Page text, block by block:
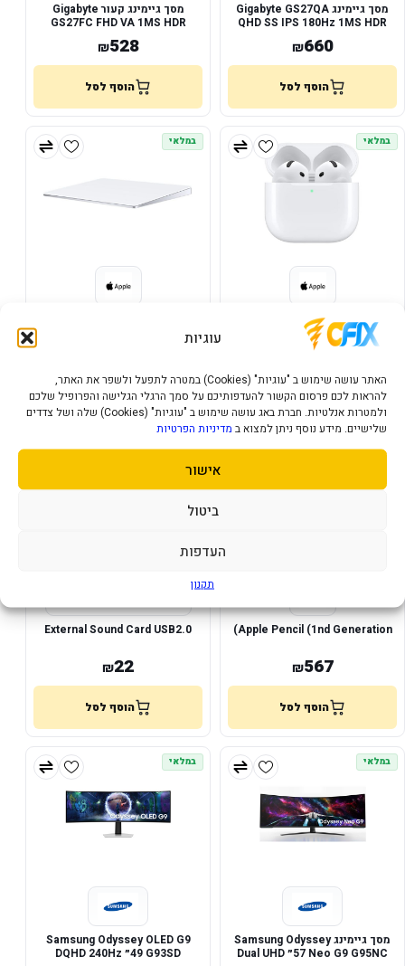
עוגיות
האתר עושה שימוש ב "עוגיות" (Cookies) במטרה לתפעל ולשפר את האתר,
להראות לכם פרסום הקשור להעדפותיכם על סמך הרגלי הגלישה והפרופיל שלכם
ולמטרות אנלטיות. חברת באג עושה שימוש ב "עוגיות" (Cookies) שלה ושל צדדים
שלישיים. מידע נוסף ניתן למצוא ב מדיניות הפרטיות
אישור
ביטול
העדפות
תקנון
מסך גיימינג Gigabyte GS27QA
QHD SS IPS 180Hz 1MS HDR
Ready
₪660
הוסף לסל
מסך גיימינג קעור Gigabyte
GS27FC FHD VA 1MS HDR
Ready 180Hz
₪528
הוסף לסל
במלאי
Apple AirPods 4
660
הוסף לסל
במלאי
הוסף לסל
במלאי
Apple Pencil (1nd Generation)
₪567
הוסף לסל
במלאי
External Sound Card USB2.0
₪22
הוסף לסל
במלאי
מסך גיימינג Samsung Odyssey
Neo G9 G95NC ‏57״ Dual UHD
במלאי
Samsung Odyssey OLED G9
G93SD ‏49״ DQHD 240Hz